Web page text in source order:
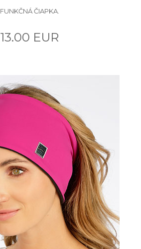
FUNKČNÁ ČIAPKA.
13.00 EUR